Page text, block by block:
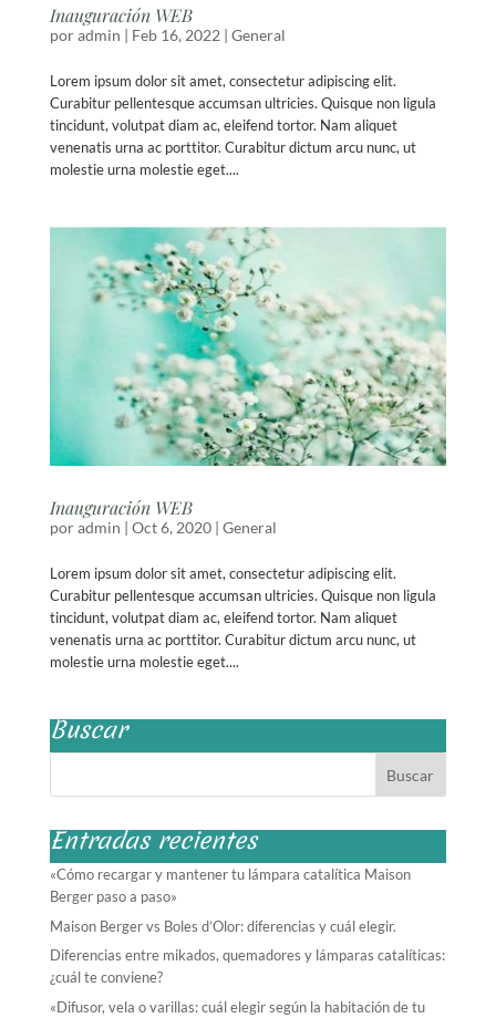
Inauguración WEB
poradmin | Feb 16, 2022 | General
Lorem ipsum dolor sit amet, consectetur adipiscing elit.
Curabitur pellentesque accumsan ultricies. Quisque non ligula
tincidunt, volutpat diam ac, eleifend tortor. Nam aliquet
venenatis urna ac porttitor. Curabitur dictum arcu nunc, ut
molestie urna molestie eget....
Inauguración WEB
poradmin | Oct 6, 2020| General
Lorem ipsum dolor sit amet, consectetur adipiscing elit.
Curabitur pellentesque accumsan ultricies. Quisque non ligula
tincidunt, volutpat diam ac, eleifend tortor. Nam aliquet
venenatis urna ac porttitor. Curabitur dictum arcu nunc, ut
molestie urna molestie eget....
Buscar
Entradas recientes
«Cómo recargar y mantener tu lámpara catalítica Maison
Berger paso a paso»
Maison Berger vs Boles d’Olor: diferencias y cuál elegir.
Diferencias entre mikados, quemadores y lámparas catalíticas:
¿cuál te conviene?
«Difusor, vela o varillas: cuál elegir según la habitación de tu